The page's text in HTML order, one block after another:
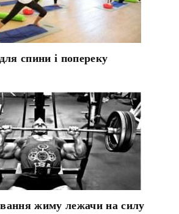
спини і попереку
жиму лежачи на силу